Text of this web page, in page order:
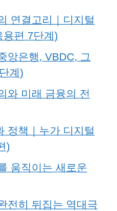
연결고리｜디지털
용편 7단계)
앙은행, VBDC, 그
계)
와 미래 금융의 전
정책｜누가 디지털
)
움직이는 새로운
전히 뒤집는 역대극